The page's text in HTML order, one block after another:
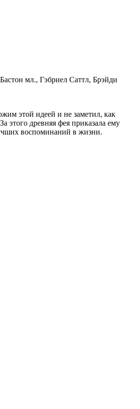
мл., Гэбриел Саттл, Брэйди
этой идеей и не заметил, как
этого древняя фея приказала ему
воспоминаний в жизни.